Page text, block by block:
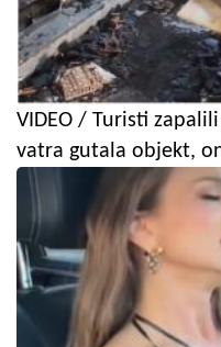
VIDEO / Turisti
vatra gutala objekt,